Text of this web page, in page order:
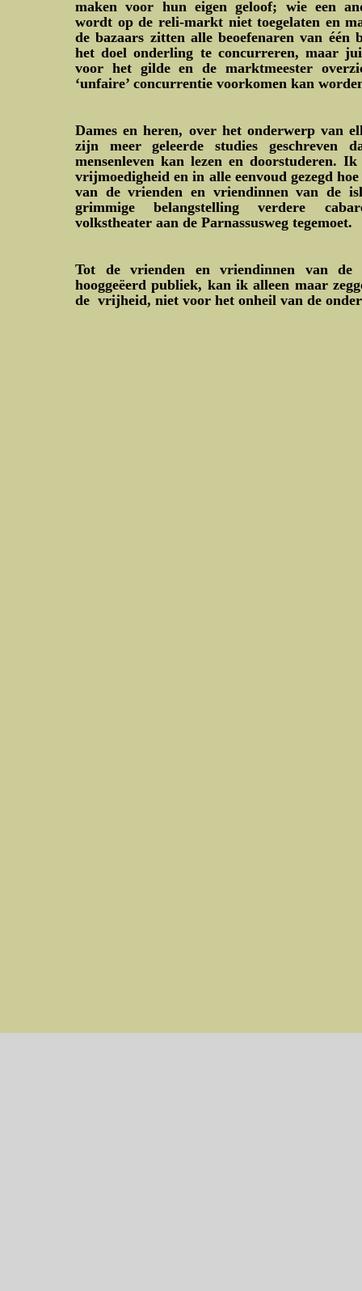
maken voor hun eigen geloof; wie een
wordt op de reli-markt niet toegelaten en
de bazaars zitten alle beoefenaren van
het doel onderling te concurreren, maar
voor het gilde en de marktmeester
‘unfaire’ concurrentie voorkomen kan
Dames en heren, over het onderwerp van
zijn meer geleerde studies geschreven
mensenleven kan lezen en doorstuderen.
vrijmoedigheid en in alle eenvoud gezegd
van de vrienden en vriendinnen van de
grimmige belangstelling verdere
volkstheater aan de Parnassusweg tegemoet.
Tot de vrienden en vriendinnen van de
hooggeëerd publiek, kan ik alleen maar
de vrijheid, niet voor het onheil van de